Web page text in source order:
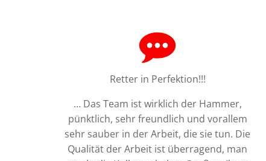
Retter in Perfektion!!!
… Das Team ist wirklich der Hammer,
pünktlich, sehr freundlich und vorallem
sehr sauber in der Arbeit, die sie tun. Die
Qualität der Arbeit ist überragend, man